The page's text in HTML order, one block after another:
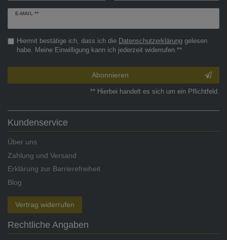
E-MAIL **
Newsletter
Hiermit bestätige ich, dass ich die Daten­schutz­erklärunggelesen
habe. Meine Einwilligung kann ich jederzeit widerrufen.**
Abonnieren
** Hierbei handelt es sich um ein Pflichtfeld.
Kundenservice
Über uns
Zahlung und Versand
Erklärung zur Barrierefreiheit
Blog
Vertrag widerrufen
Rechtliche Angaben